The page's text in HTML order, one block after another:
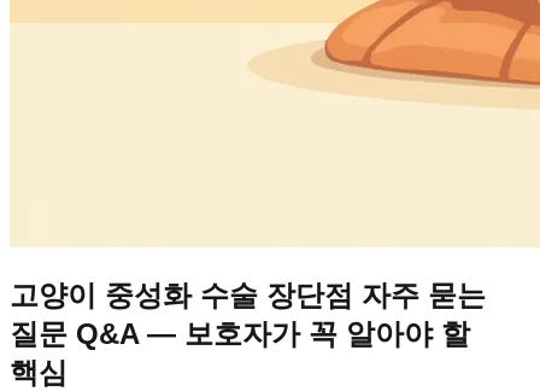
고양이 중성화 수술 장단점 자주 묻는
질문 Q&A — 보호자가 꼭 알아야 할
핵심